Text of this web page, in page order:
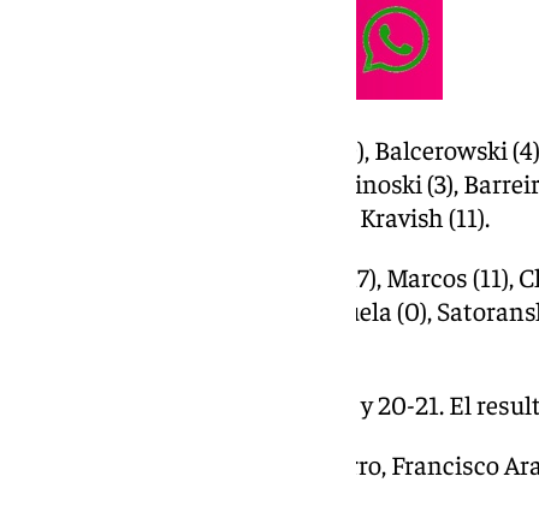
Unicaja (77): Tyson Pérez (9), Balcerowski
(2) y Kendrick Perry (11); Kalinoski (3),
Sulejmanovic (4), Tillie (6) y Kravish (11).
FC Barcelona (83): Punter (17), Marcos (11),
(0); Cale (4), Vesely (6), Brizuela (0),
Parciales: 18-22,16-17, 23-23 y 20-21. El
Árbitros: Emilio Pérez Pizarro, Francisco